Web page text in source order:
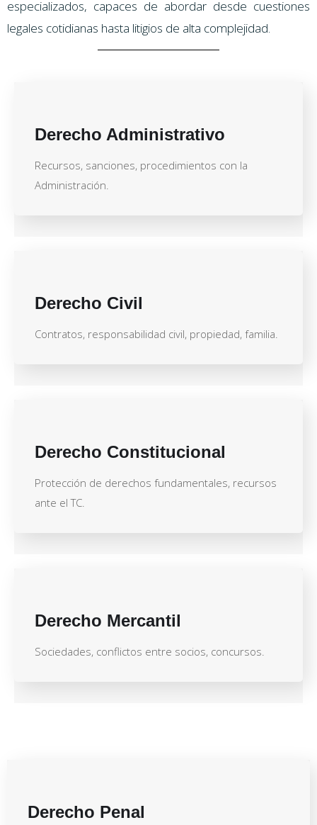
especializados, capaces de abordar desde cuestiones
legales cotidianas hasta litigios de alta complejidad.
Derecho Administrativo
Recursos, sanciones, procedimientos con la
Administración.
Derecho Civil
Contratos, responsabilidad civil, propiedad, familia.
Derecho Constitucional
Protección de derechos fundamentales, recursos
ante el TC.
Derecho Mercantil
Sociedades, conflictos entre socios, concursos.
Derecho Penal